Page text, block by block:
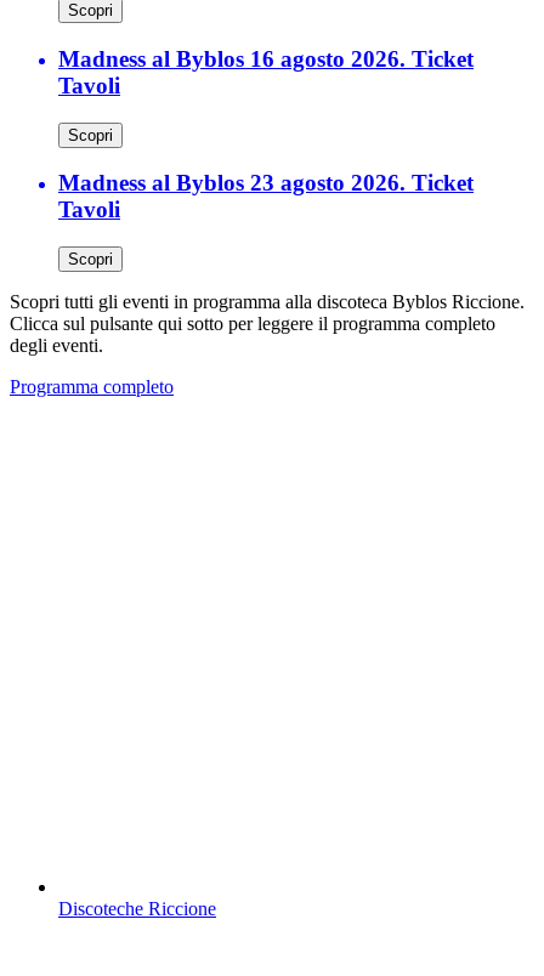
Scopri
Madness al Byblos 16 agosto 2026. Ticket
Tavoli
Scopri
Madness al Byblos 23 agosto 2026. Ticket
Tavoli
Scopri
Scopri tutti gli eventi in programma alla discoteca Byblos Riccione.
Clicca sul pulsante qui sotto per leggere il programma completo
degli eventi.
Programma completo
Discoteche Riccione